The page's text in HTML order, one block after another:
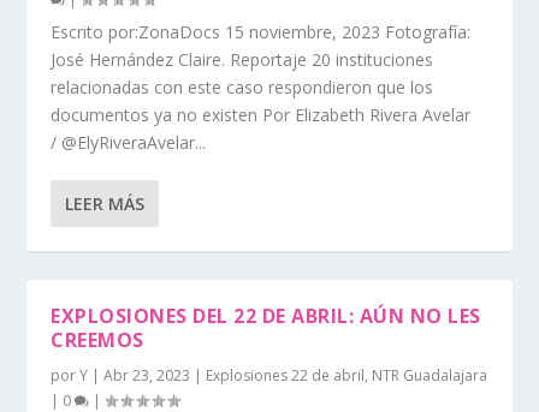
Escrito por:ZonaDocs 15 noviembre, 2023 Fotografía:
José Hernández Claire. Reportaje 20 instituciones
relacionadas con este caso respondieron que los
documentos ya no existen Por Elizabeth Rivera Avelar
/ @ElyRiveraAvelar...
LEER MÁS
EXPLOSIONES DEL 22 DE ABRIL: AÚN NO LES
CREEMOS
porY |Abr 23, 2023 | Explosiones 22 de abril, NTR Guadalajara
| 0 |